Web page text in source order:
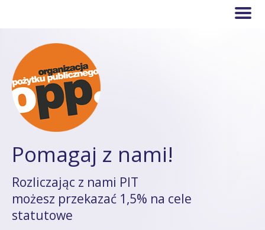
Pomagaj z nami!
Rozliczając z nami PIT
możesz przekazać 1,5% na cele
statutowe